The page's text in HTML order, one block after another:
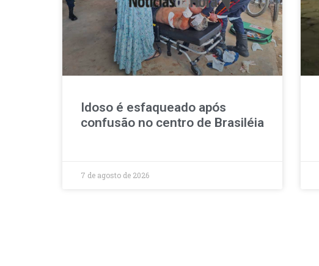
Idoso é esfaqueado após
confusão no centro de Brasiléia
7 de agosto de 2026